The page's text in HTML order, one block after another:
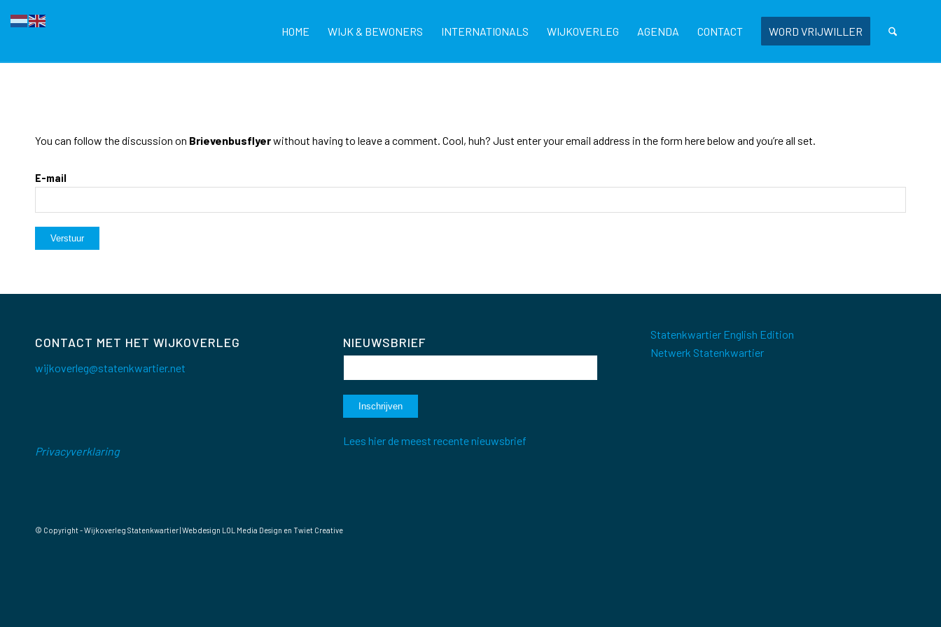
HOME WIJK & BEWONERS INTERNATIONALS WIJKOVERLEG AGENDA CONTACT WORD VRIJWILLER
You can follow the discussion on Brievenbusflyerwithout having to leave a comment. Cool, huh? Just enter your email address in the form here below and you’re all set.
E-mail
CONTACT MET HET WIJKOVERLEG
wijkoverleg@statenkwartier.net
Privacyverklaring
NIEUWSBRIEF
Lees hier de meest recente nieuwsbrief
Statenkwartier English Edition
Netwerk Statenkwartier
© Copyright - Wijkoverleg Statenkwartier | Webdesign LOL Media Design en Twiet Creative